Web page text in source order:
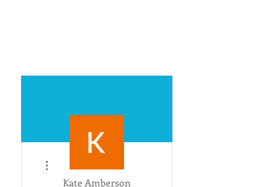
Kate Amberson